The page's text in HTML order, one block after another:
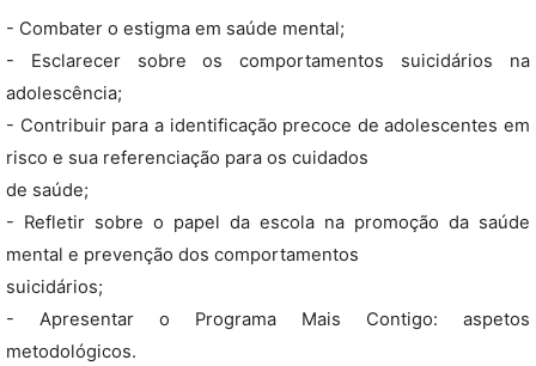
- Combater o estigma em saúde mental;
- Esclarecer sobre os comportamentos suicidários na
adolescência;
- Contribuir para a identificação precoce de adolescentes em
risco e sua referenciação para os cuidados
de saúde;
- Refletir sobre o papel da escola na promoção da saúde
mental e prevenção dos comportamentos
suicidários;
- Apresentar o Programa Mais Contigo: aspetos
metodológicos.